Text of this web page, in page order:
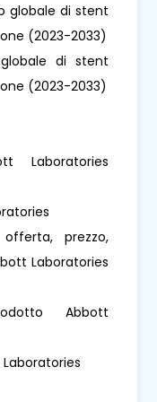
globale di stent
(2023-2033)
di stent
(2023-2033)
Laboratories
prezzo,
Laboratories
Abbott